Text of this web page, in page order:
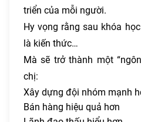
triển của mỗi người.
Hy vọng rằng sau khóa
là kiến thức…
Mà sẽ trở thành một
chị:
Xây dựng đội nhóm mạnh
Bán hàng hiệu quả hơn